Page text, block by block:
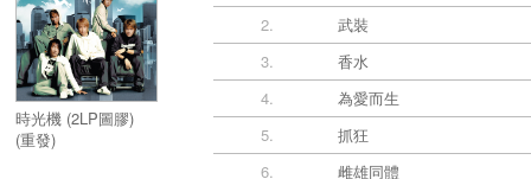
時光機 (2LP圖膠)
(重發)
2.
武裝
3.
香水
4.
為愛而生
5.
抓狂
6.
雌雄同體